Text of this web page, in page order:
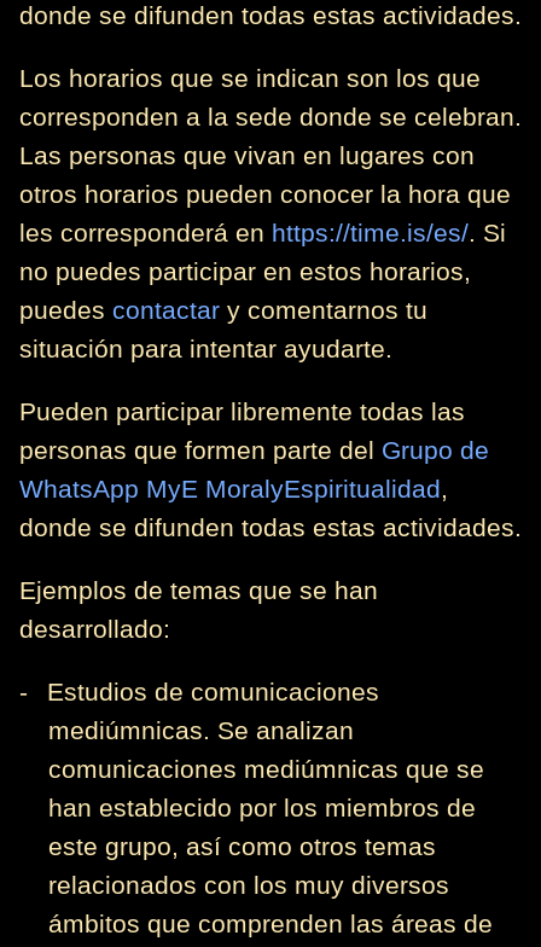
donde se difunden todas estas actividades.
Los horarios que se indican son los que
corresponden a la sede donde se celebran.
Las personas que vivan en lugares con
otros horarios pueden conocer la hora que
les corresponderá en https://time.is/es/. Si
no puedes participar en estos horarios,
puedes contactar y comentarnos tu
situación para intentar ayudarte.
Pueden participar libremente todas las
personas que formen parte del Grupo de
WhatsApp MyE MoralyEspiritualidad,
donde se difunden todas estas actividades.
Ejemplos de temas que se han
desarrollado:
-
Estudios de comunicaciones
mediúmnicas. Se analizan
comunicaciones mediúmnicas que se
han establecido por los miembros de
este grupo, así como otros temas
relacionados con los muy diversos
ámbitos que comprenden las áreas de